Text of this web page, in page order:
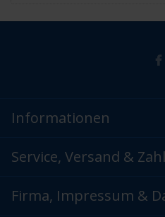
Informationen
Service, Versand &
Firma, Impressum &